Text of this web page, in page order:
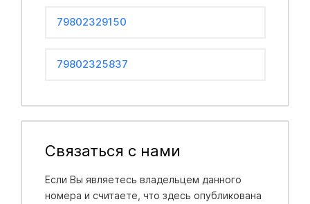
79802329150
79802325837
Связаться с нами
Если Вы являетесь владельцем данного
номера и считаете, что здесь опубликована